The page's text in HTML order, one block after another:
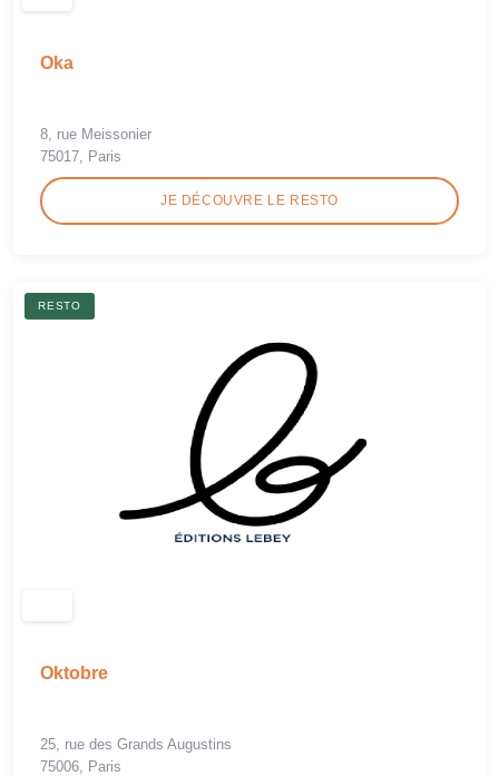
Oka
8, rue Meissonier
75017, Paris
JE DÉCOUVRE LE RESTO
RESTO
Oktobre
25, rue des Grands Augustins
75006, Paris